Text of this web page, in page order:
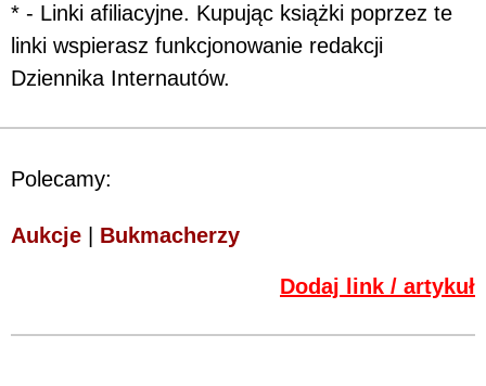
* - Linki afiliacyjne. Kupując książki poprzez te
linki wspierasz funkcjonowanie redakcji
Dziennika Internautów.
Polecamy:
Aukcje Bukmacherzy
Dodaj link / artykuł